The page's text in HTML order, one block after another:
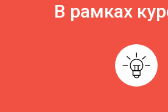
В рамках